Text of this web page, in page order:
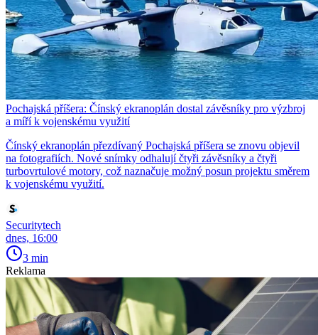
Pochajská příšera: Čínský ekranoplán dostal závěsníky pro výzbroj
a míří k vojenskému využití
Čínský ekranoplán přezdívaný Pochajská příšera se znovu objevil
na fotografiích. Nové snímky odhalují čtyři závěsníky a čtyři
turbovrtulové motory, což naznačuje možný posun projektu směrem
k vojenskému využití.
Securitytech
dnes, 16:00
3 min
Reklama